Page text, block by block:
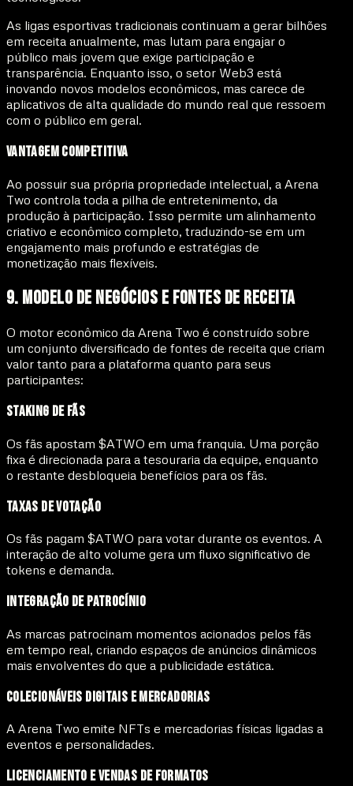
As ligas esportivas tradicionais continuam a gerar bilhões
em receita anualmente, mas lutam para engajar o
público mais jovem que exige participação e
transparência. Enquanto isso, o setor Web3 está
inovando novos modelos econômicos, mas carece de
aplicativos de alta qualidade do mundo real que ressoem
com o público em geral.
Vantagem Competitiva
Ao possuir sua própria propriedade intelectual, a Arena
Two controla toda a pilha de entretenimento, da
produção à participação. Isso permite um alinhamento
criativo e econômico completo, traduzindo-se em um
engajamento mais profundo e estratégias de
monetização mais flexíveis.
9. Modelo de Negócios e Fontes de Receita
O motor econômico da Arena Two é construído sobre
um conjunto diversificado de fontes de receita que criam
valor tanto para a plataforma quanto para seus
participantes:
Staking de Fãs
Os fãs apostam $ATWO em uma franquia. Uma porção
fixa é direcionada para a tesouraria da equipe, enquanto
o restante desbloqueia benefícios para os fãs.
Taxas de Votação
Os fãs pagam $ATWO para votar durante os eventos. A
interação de alto volume gera um fluxo significativo de
tokens e demanda.
Integração de Patrocínio
As marcas patrocinam momentos acionados pelos fãs
em tempo real, criando espaços de anúncios dinâmicos
mais envolventes do que a publicidade estática.
Colecionáveis Digitais e Mercadorias
A Arena Two emite NFTs e mercadorias físicas ligadas a
eventos e personalidades.
Licenciamento e Vendas de Formatos